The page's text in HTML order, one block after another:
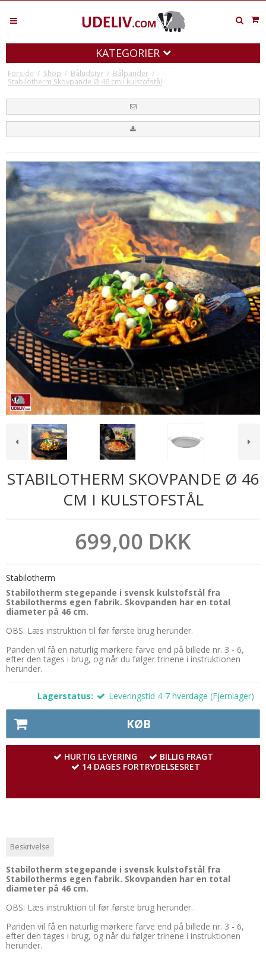
KATEGORIER
Forside / Shop / Båludstyr / Bålpander /
Stabilotherm Skovpande Ø 46 cm i kulstofstål
STABILOTHERM SKOVPANDE Ø 46
CM I KULSTOFSTÅL
699,00 DKK
Stabilotherm
Stabilotherm stegepande i svensk kulstofstål fra
Stabilotherms egen fabrik. Skovpanden har en total
diameter på 46 cm.
OBS: Læs instruktion til før første brug herunder.
Panden vil få en naturlig mørkere farve end på billede nr. 3 - 6,
efter den tages i brug, og når du følger trinene i instruktionen
herunder.
Lagerstatus: Leveringstid 4-7 hverdage (Fjernlager)
KØB
HURTIG LEVERING
BILLIG FRAGT
14 DAGES FORTRYDELSESRET
Beskrivelse
Stabilotherm stegepande i svensk kulstofstål fra
Stabilotherms egen fabrik. Skovpanden har en total
diameter på 46 cm.
OBS: Læs instruktion til før første brug herunder.
Panden vil få en naturlig mørkere farve end på billede nr. 3 - 6,
efter den tages i brug, og når du følger trinene i instruktionen
herunder.